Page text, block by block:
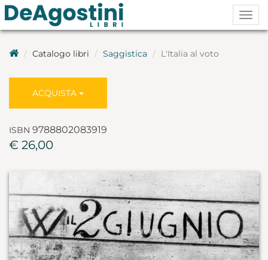
Catalogo libri Saggistica L'Italia al voto
ACQUISTA
ISBN 9788802083919
€ 26,00